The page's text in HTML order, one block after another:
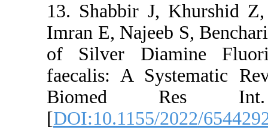
13. Shabbir
Imran E,
of Silver
faecalis: A
Biomed
[DOI:10.1155/